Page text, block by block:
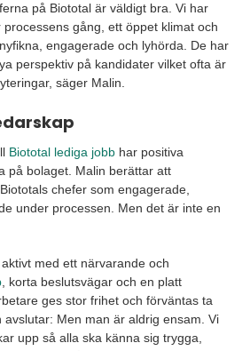
på Biototal är väldigt bra. Vi har
gång, ett öppet klimat och
engagerade och lyhörda. De har
perspektiv på kandidater vilket ofta är
säger Malin.
Biototal lediga jobb har positiva
på bolaget. Malin berättar att
chefer som engagerade,
under processen. Men det är inte en
med ett närvarande och
, korta beslutsvägar och en platt
ges stor frihet och förväntas ta
avslutar: Men man är aldrig ensam. Vi
upp så alla ska känna sig trygga,